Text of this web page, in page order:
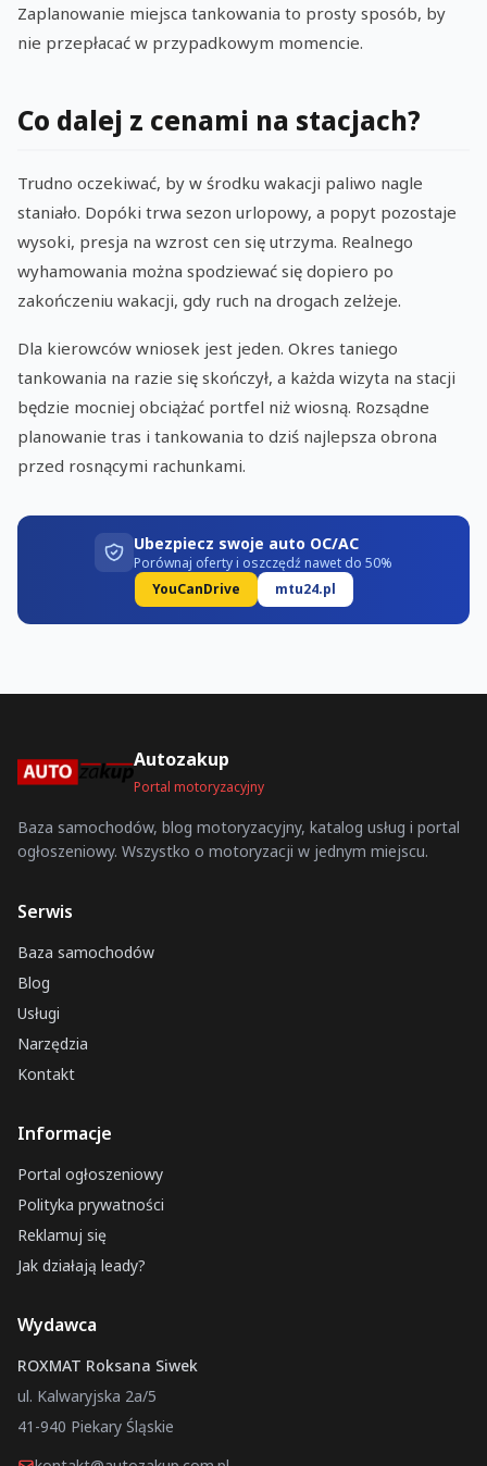
Zaplanowanie miejsca tankowania to prosty sposób, by
nie przepłacać w przypadkowym momencie.
Co dalej z cenami na stacjach?
Trudno oczekiwać, by w środku wakacji paliwo nagle
staniało. Dopóki trwa sezon urlopowy, a popyt pozostaje
wysoki, presja na wzrost cen się utrzyma. Realnego
wyhamowania można spodziewać się dopiero po
zakończeniu wakacji, gdy ruch na drogach zelżeje.
Dla kierowców wniosek jest jeden. Okres taniego
tankowania na razie się skończył, a każda wizyta na stacji
będzie mocniej obciążać portfel niż wiosną. Rozsądne
planowanie tras i tankowania to dziś najlepsza obrona
przed rosnącymi rachunkami.
Ubezpiecz swoje auto OC/AC
Porównaj oferty i oszczędź nawet do 50%
YouCanDrive
mtu24.pl
Autozakup
Portal motoryzacyjny
Baza samochodów, blog motoryzacyjny, katalog usług i portal
ogłoszeniowy. Wszystko o motoryzacji w jednym miejscu.
Serwis
Baza samochodów
Blog
Usługi
Narzędzia
Kontakt
Informacje
Portal ogłoszeniowy
Polityka prywatności
Reklamuj się
Jak działają leady?
Wydawca
ROXMAT Roksana Siwek
ul. Kalwaryjska 2a/5
41-940 Piekary Śląskie